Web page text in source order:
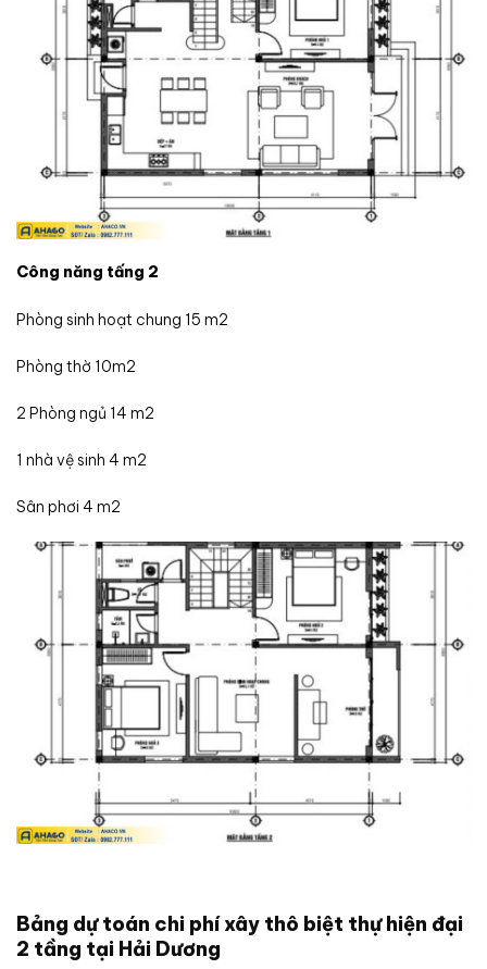
Công năng tấng 2
Phòng sinh hoạt chung 15 m2
Phòng thờ 10m2
2 Phòng ngủ 14 m2
1 nhà vệ sinh 4 m2
Sân phơi 4 m2
Bảng dự toán chi phí xây thô biệt thự hiện đại
2 tầng tại Hải Dương